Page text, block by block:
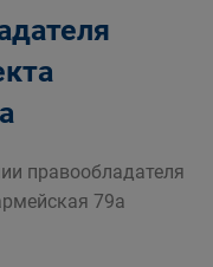
правообладателя
79а